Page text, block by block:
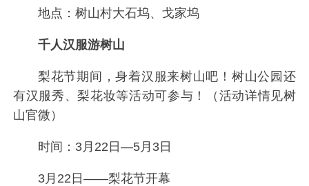
地点：树山村大石坞、戈家坞
千人汉服游树山
梨花节期间，身着汉服来树山吧！树山公园还
有汉服秀、梨花妆等活动可参与！（活动详情见树
山官微）
时间：3月22日—5月3日
3月22日——梨花节开幕